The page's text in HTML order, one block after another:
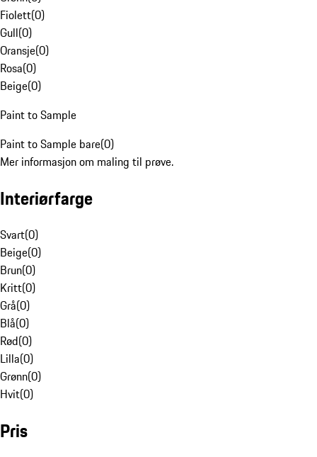
Fiolett(0)
Gull(0)
Oransje(0)
Rosa(0)
Beige(0)
Paint to Sample
Paint to Sample bare(0)
Mer informasjon om maling til prøve.
Interiørfarge
Svart(0)
Beige(0)
Brun(0)
Kritt(0)
Grå(0)
Blå(0)
Rød(0)
Lilla(0)
Grønn(0)
Hvit(0)
Pris